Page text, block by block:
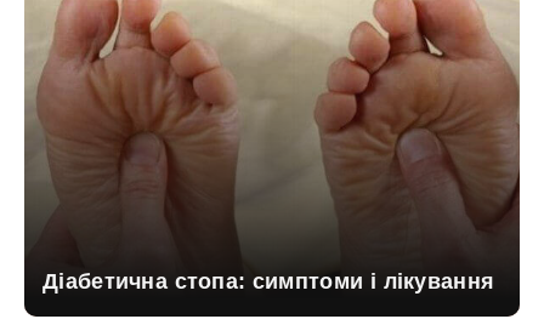
Діабетична стопа: симптоми і лікування